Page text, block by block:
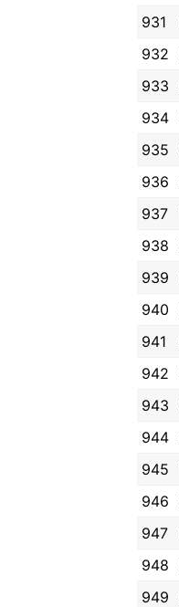
931
932
933
934
935
936
937
938
939
940
941
942
943
944
945
946
947
948
949